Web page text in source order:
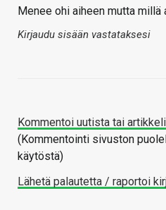
Menee ohi aiheen mutta millä
Kirjaudu sisään vastataksesi
Kommentoi uutista tai
(Kommentointi sivuston
käytöstä)
Lähetä palautetta / raportoi